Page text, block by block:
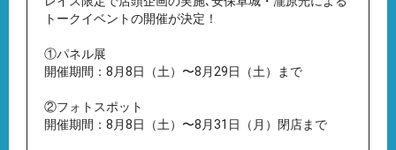
トークイベントの開催が決定！
①パネル展
開催期間：8月8日（土）〜8月29日（土）まで
②フォトスポット
開催期間：8月8日（土）〜8月31日（月）閉店まで